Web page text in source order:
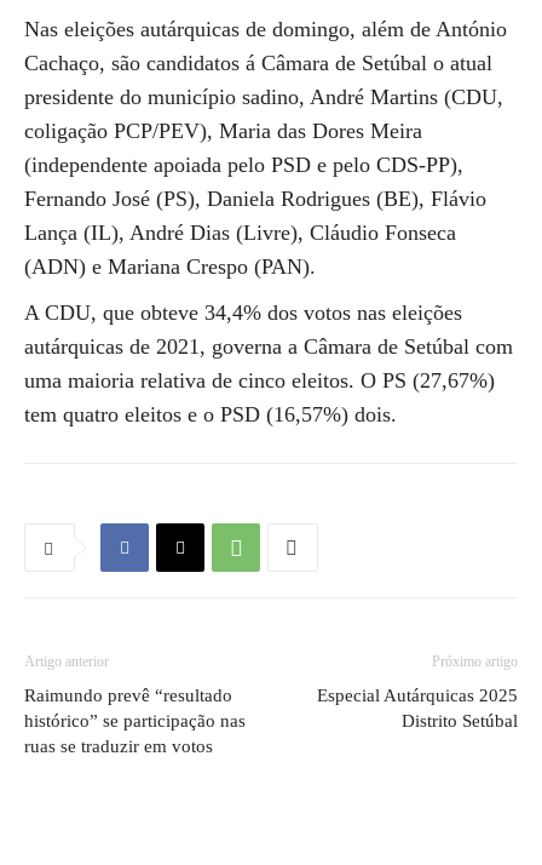
Nas eleições autárquicas de domingo, além de António
Cachaço, são candidatos á Câmara de Setúbal o atual
presidente do município sadino, André Martins (CDU,
coligação PCP/PEV), Maria das Dores Meira
(independente apoiada pelo PSD e pelo CDS-PP),
Fernando José (PS), Daniela Rodrigues (BE), Flávio
Lança (IL), André Dias (Livre), Cláudio Fonseca
(ADN) e Mariana Crespo (PAN).
A CDU, que obteve 34,4% dos votos nas eleições
autárquicas de 2021, governa a Câmara de Setúbal com
uma maioria relativa de cinco eleitos. O PS (27,67%)
tem quatro eleitos e o PSD (16,57%) dois.
Artigo anterior
Raimundo prevê “resultado
histórico” se participação nas
ruas se traduzir em votos
Próximo artigo
Especial Autárquicas 2025
Distrito Setúbal